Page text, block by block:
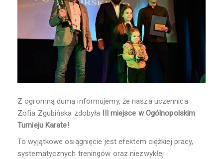
Z ogromną dumą informujemy, że nasza uczennica
Zofia Zgubińska zdobyła
III miejsce w Ogólnopolskim
Turnieju Karate!
To wyjątkowe osiągnięcie jest efektem ciężkiej pracy,
systematycznych treningów oraz niezwykłej